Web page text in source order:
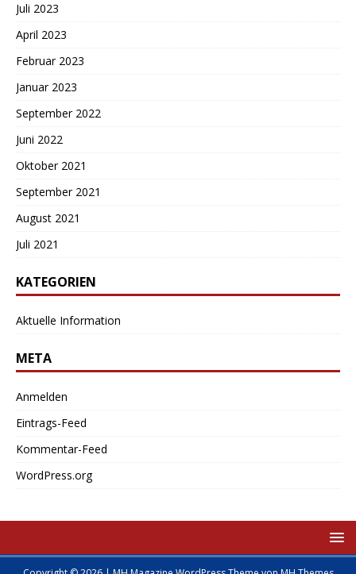
Juli 2023
April 2023
Februar 2023
Januar 2023
September 2022
Juni 2022
Oktober 2021
September 2021
August 2021
Juli 2021
KATEGORIEN
Aktuelle Information
META
Anmelden
Eintrags-Feed
Kommentar-Feed
WordPress.org